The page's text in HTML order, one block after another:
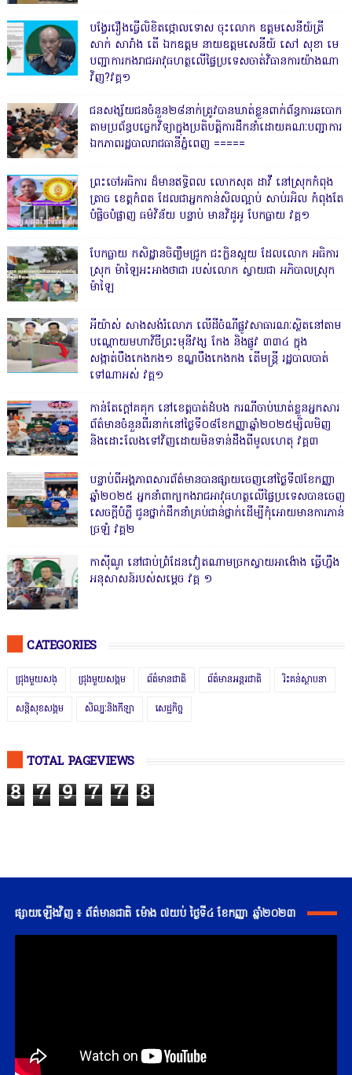
បង្វែររឿងធ្វើលិខិតថ្កោលទោស ចុះលោក ឧត្តមសេនីយ៍ត្រី
សាក់ សារាំង តើ ឯកឧត្តម នាយឧត្តមសេនីយ៍ សៅ សុខា មេ
បញ្ជាការកងរាជអាវុធហត្ថលើផ្ទៃប្រទេសចាត់វិធានការយ៉ាងណា
វិញ?វគ្គ១
ជនសង្ស័យជនចំនួន២៨នាក់ត្រូវបានឃាត់ខ្លួនពាក់ព័ន្ធការឆបោក
តាមប្រព័ន្ធបច្ចេកវិទ្យាក្នុងប្រតិបត្តិការដឹកនាំដោយគណៈបញ្ជាការ
ឯកភាពរដ្ឋបាលរាជធានីភ្នំពេញ ‎=====
ព្រះចៅអធិការ ដ៏មានឥទ្ធិពល លោកសុត ដាវី នៅស្រុកកំពុង
ត្រាច ខេត្តកំពត ដែលជាអ្នកកាន់សិលល្អាប់ សាប់រអិល កំពុងតែ
បំផ្លិចបំផ្លាញ ធម៌វិន័យ បន្ទាប់ មានវិដូអូ បែកធ្លាយ វគ្គ១
បែកធ្លាយ កសិដ្ឋានចិញ្ចឹមជ្រូក ជះក្លិនស្អុយ ដែលលោក អធិការ
ស្រុក ម៉ាឡៃអះអាងថាជា របស់លោក ស្វាយជា អភិបាលស្រុក
ម៉ាឡៃ
អីយ៉ាស់ សាងសង់រំលោភ លើដីចំណីផ្លូវសាធារណៈស្ថិតនៅតាម
បណ្ដោយមហាវិថីព្រះមុនីវង្ស កែង និងផ្លូវ ៣៣៤ ក្នុង
សង្កាត់បឹងកេងកង១ ខណ្ឌបឹងកេងកង តើមន្ត្រី រដ្ឋបាលបាត់
ទៅណាអស់ វគ្គ១
កាន់តែក្តៅគគុក នៅខេត្តបាត់ដំបង ករណីចាប់ឃាត់ខ្លួនអ្នកសារ
ព័ត៌មានចំនួនពីរនាក់នៅថ្ងៃទី០៨ខែកញ្ញាឆ្នាំ២០២៥ម្សិលមិញ
និងដោះលែងទៅវិញដោយមិនទាន់ដឹងពីមូលហេតុ វគ្គ៣
បន្ទាប់ពីអង្គភាពសារព័ត៌មានបានផ្សាយចេញនៅថ្ងៃទី៧ខែកញ្ញា
ឆ្នាំ២០២៥ អ្នកនាំពាក្យកងរាជអាវុធហត្ថលើផ្ទៃប្រទេសបានចេញ
សេចក្តីបំភ្លឺ ជូនថ្នាក់ដឹកនាំគ្រប់ជាន់ថ្នាក់ដើម្បីកុំអោយមានការភាន់
ច្រឡំ វគ្គ២
កាសុីណូ នៅជាប់ព្រំដែនវៀតណាមច្រកស្វាយអាង៉ោង ធ្វើហ្នឹង
អនុសាសន៍របស់សម្ដេច វគ្គ ១
CATEGORIES
ជ្រុងមួយសង្ ជ្រុងមួយសង្គម ព័ត៌មានជាតិ ព័ត៌មានអន្តរជាតិ រិះគន់ស្ថាបនា
សន្តិសុខសង្គម សិល្បៈនិងកីឡា សេដ្ឋកិច្ច
TOTAL PAGEVIEWS
8 7 9 7 7 8
ផ្សាយឡើងវិញ ៖ ព័ត៌មានជាតិ ម៉ោង ៧យប់ ថ្ងៃទី៤ ខែកញ្ញា ឆ្នាំ២០២៣